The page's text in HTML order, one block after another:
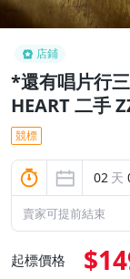
店鋪
*還有唱片行
HEART 二手
競標
02 天
賣家可提前結束
起標價格